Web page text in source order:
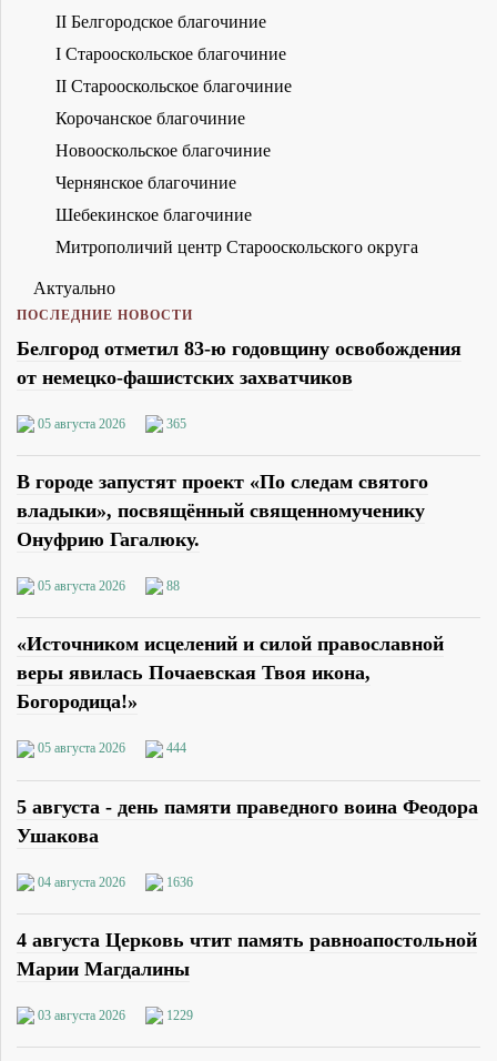
II Белгородское благочиние
I Старооскольское благочиние
II Старооскольское благочиние
Корочанское благочиние
Новооскольское благочиние
Чернянское благочиние
Шебекинское благочиние
Митрополичий центр Старооскольского округа
Актуально
ПОСЛЕДНИЕ НОВОСТИ
Белгород отметил 83-ю годовщину освобождения
от немецко-фашистских захватчиков
05 августа 2026 365
В городе запустят проект «По следам святого
владыки», посвящённый священномученику
Онуфрию Гагалюку.
05 августа 2026 88
«Источником исцелений и силой православной
веры явилась Почаевская Твоя икона,
Богородица!»
05 августа 2026 444
5 августа - день памяти праведного воина Феодора
Ушакова
04 августа 2026 1636
4 августа Церковь чтит память равноапостольной
Марии Магдалины
03 августа 2026 1229